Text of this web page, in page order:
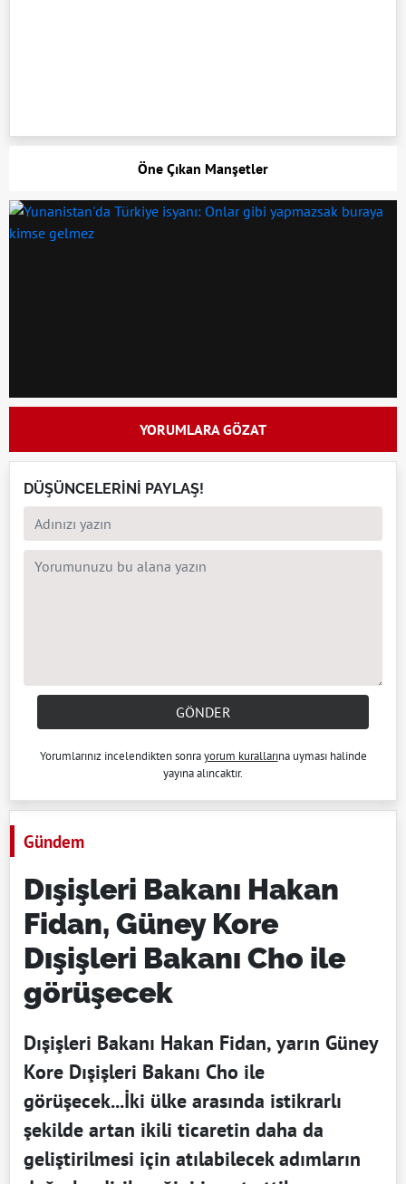
Öne Çıkan Manşetler
YORUMLARA GÖZAT
DÜŞÜNCELERİNİ PAYLAŞ!
GÖNDER
Yorumlarınız incelendikten sonrayorum kurallarına uyması halinde
yayına alıncaktır.
Gündem
Dışişleri Bakanı Hakan
Fidan, Güney Kore
Dışişleri Bakanı Cho ile
görüşecek
Dışişleri Bakanı Hakan Fidan, yarın Güney
Kore Dışişleri Bakanı Cho ile
görüşecek...İki ülke arasında istikrarlı
şekilde artan ikili ticaretin daha da
geliştirilmesi için atılabilecek adımların